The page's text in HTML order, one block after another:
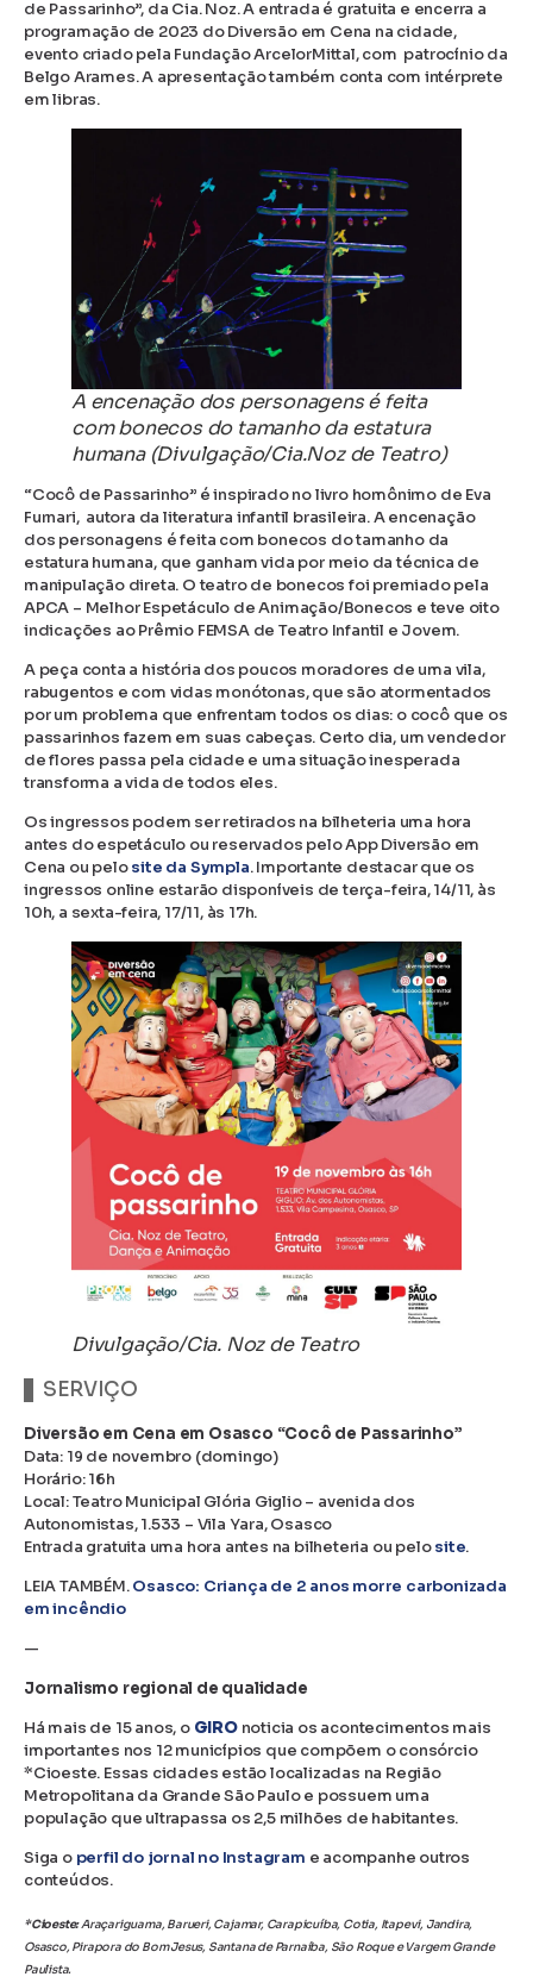
de Passarinho”, da Cia. Noz. A entrada é gratuita e encerra a
programação de 2023 do Diversão em Cena na cidade,
evento criado pela Fundação ArcelorMittal, com patrocínio da
Belgo Arames. A apresentação também conta com intérprete
em libras.
A encenação dos personagens é feita
com bonecos do tamanho da estatura
humana (Divulgação/Cia.Noz de Teatro)
“Cocô de Passarinho” é inspirado no livro homônimo de Eva
Furnari, autora da literatura infantil brasileira. A encenação
dos personagens é feita com bonecos do tamanho da
estatura humana, que ganham vida por meio da técnica de
manipulação direta. O teatro de bonecos foi premiado pela
APCA – Melhor Espetáculo de Animação/Bonecos e teve oito
indicações ao Prêmio FEMSA de Teatro Infantil e Jovem.
A peça conta a história dos poucos moradores de uma vila,
rabugentos e com vidas monótonas, que são atormentados
por um problema que enfrentam todos os dias: o cocô que os
passarinhos fazem em suas cabeças. Certo dia, um vendedor
de flores passa pela cidade e uma situação inesperada
transforma a vida de todos eles.
Os ingressos podem ser retirados na bilheteria uma hora
antes do espetáculo ou reservados pelo App Diversão em
Cena ou pelosite da Sympla. Importante destacar que os
ingressos online estarão disponíveis de terça-feira, 14/11, às
10h, a sexta-feira, 17/11, às 17h.
Divulgação/Cia. Noz de Teatro
SERVIÇO
Diversão em Cena em Osasco “Cocô de Passarinho”
Data: 19 de novembro (domingo)
Horário: 16h
Local: Teatro Municipal Glória Giglio – avenida dos
Autonomistas, 1.533 – Vila Yara, Osasco
Entrada gratuita uma hora antes na bilheteria ou pelosite.
LEIA TAMBÉM.Osasco: Criança de 2 anos morre carbonizada
em incêndio
—
Jornalismo regional de qualidade
Há mais de 15 anos, o GIROnoticia os acontecimentos mais
importantes nos 12 municípios que compõem o consórcio
*Cioeste. Essas cidades estão localizadas na Região
Metropolitana da Grande São Paulo e possuem uma
população que ultrapassa os 2,5 milhões de habitantes.
Siga o perfil do jornal no Instagram e acompanhe outros
conteúdos.
*Cioeste:Araçariguama, Barueri, Cajamar, Carapicuíba, Cotia, Itapevi, Jandira,
Osasco, Pirapora do Bom Jesus, Santana de Parnaíba, São Roque e Vargem Grande
Paulista.